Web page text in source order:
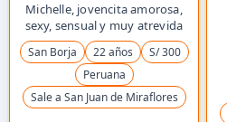
Michelle, jovencita amorosa,
sexy, sensual y muy atrevida
San Borja 22 años
S/ 300
Peruana
Sale a San Juan de Miraflores